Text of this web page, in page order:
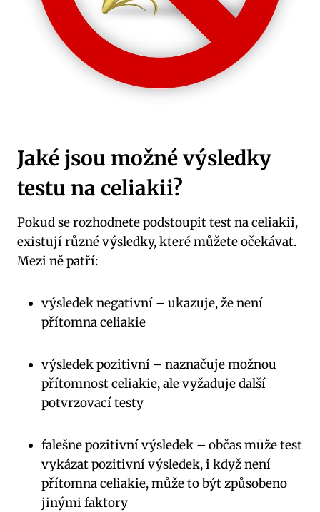
Jaké jsou možné výsledky
testu na celiakii?
Pokud se rozhodnete podstoupit test na celiakii,
existují různé výsledky, které můžete očekávat.
Mezi ně patří:
výsledek negativní – ukazuje, že není
přítomna celiakie
výsledek pozitivní – naznačuje možnou
přítomnost celiakie, ale vyžaduje další
potvrzovací testy
falešne pozitivní výsledek – občas může test
vykázat pozitivní výsledek, i když není
přítomna celiakie, může to být způsobeno
jinými faktory